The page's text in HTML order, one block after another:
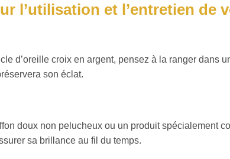
l’utilisation et l’entretien de
d’oreille croix en argent, pensez à la ranger dans
son éclat.
doux non pelucheux ou un produit spécialement
sa brillance au fil du temps.